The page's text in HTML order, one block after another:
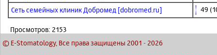
Сеть семейных клиник Добромед [dobromed.ru] 49
Просмотров: 2153
© E-Stomatology, Все права защищены 2001 - 2026